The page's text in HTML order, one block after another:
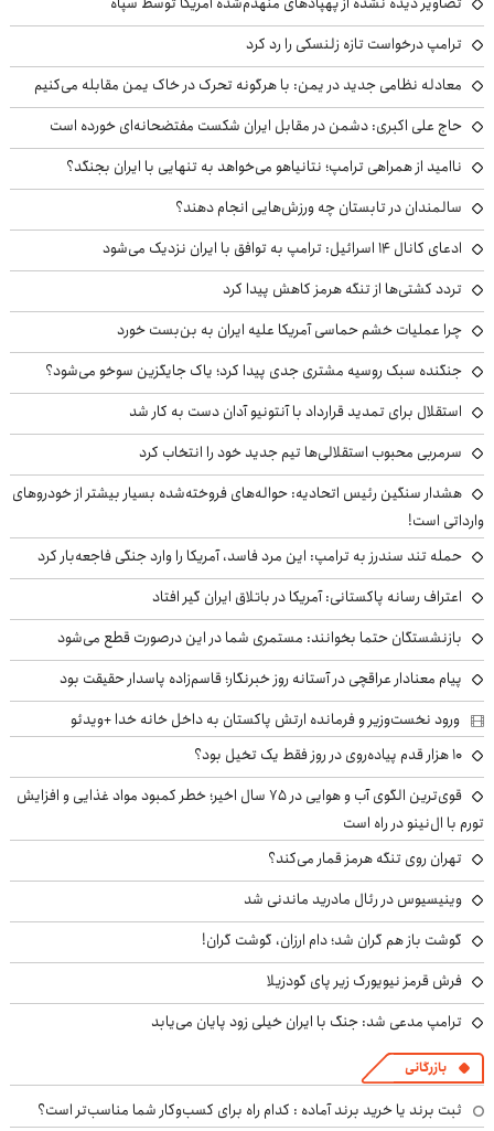
ترامپ درخواست تازه زلنسکی را رد کرد
معادله نظامی جدید در یمن: با هرگونه تحرک در خاک یمن مقابله می‌کنیم
حاج علی اکبری: دشمن در مقابل ایران شکست مفتضحانه‌ای خورده است
ناامید از همراهی ترامپ؛ نتانیاهو می‌خواهد به تنهایی با ایران بجنگد؟
سالمندان در تابستان چه ورزش‌هایی انجام دهند؟
ادعای کانال ۱۴ اسرائیل: ترامپ به توافق با ایران نزدیک می‌شود
تردد کشتی‌ها از تنگه هرمز کاهش پیدا کرد
چرا عملیات خشم حماسی آمریکا علیه ایران به بن‌بست خورد
جنگنده سبک روسیه مشتری جدی پیدا کرد؛ یاک جایگزین سوخو می‌شود؟
استقلال برای تمدید قرارداد با آنتونیو آدان دست به کار شد
سرمربی محبوب استقلالی‌ها تیم جدید خود را انتخاب کرد
هشدار سنگین رئیس اتحادیه: حواله‌های فروخته‌شده بسیار بیشتر از خودروهای
وارداتی است!
حمله تند سندرز به ترامپ: این مرد فاسد، آمریکا را وارد جنگی فاجعه‌بار کرد
اعتراف رسانه پاکستانی: آمریکا در باتلاق ایران گیر افتاد
بازنشستگان حتما بخوانند: مستمری شما در این درصورت قطع می‌شود
پیام معنادار عراقچی در آستانه روز خبرنگار؛ قاسم‌زاده پاسدار حقیقت بود
ورود نخست‌وزیر و فرمانده ارتش پاکستان به داخل خانه خدا +ویدئو
۱۰ هزار قدم پیاده‌روی در روز فقط یک تخیل بود؟
قوی‌ترین الگوی آب و هوایی در ۷۵ سال اخیر؛ خطر کمبود مواد غذایی و افزایش
تورم با ال‌نینو در راه است
تهران روی تنگه هرمز قمار می‌کند؟
وینیسیوس در رئال مادرید ماندنی شد
گوشت باز هم گران شد؛ دام ارزان، گوشت گران!
فرش قرمز نیویورک زیر پای گودزیلا
ترامپ مدعی شد: جنگ با ایران خیلی زود پایان می‌یابد
بازرگانی
ثبت برند یا خرید برند آماده : کدام راه برای کسب‌وکار شما مناسب‌تر است؟